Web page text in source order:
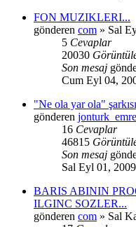
FON MUZIKLERI...
gönderen com » Sal
5 Cevaplar
20030
Son mesaj
Cum Eyl 04,
"Ne ola yar ola"
gönderen jonturk_emre
16 Cevaplar
46815
Son mesaj
Sal Eyl 01,
BARIS ABININ
ILGINC SOZLER...
gönderen com » Sal